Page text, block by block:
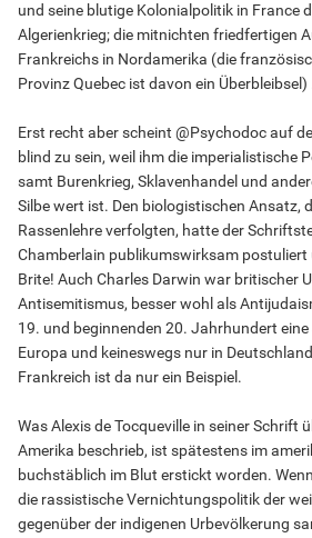
und seine blutige Kolonialpolitik in France
Algerienkrieg; die mitnichten friedfertigen
Frankreichs in Nordamerika (die
Provinz Quebec ist davon ein Überbleibsel)
Erst recht aber scheint @Psychodoc auf
blind zu sein, weil ihm die imperialistische
samt Burenkrieg, Sklavenhandel und
Silbe wert ist. Den biologistischen Ansatz,
Rassenlehre verfolgten, hatte der
Chamberlain publikumswirksam postuliert
Brite! Auch Charles Darwin war britischer
Antisemitismus, besser wohl als
19. und beginnenden 20. Jahrhundert
Europa und keineswegs nur in
Frankreich ist da nur ein Beispiel.
Was Alexis de Tocqueville in seiner Schrift
Amerika beschrieb, ist spätestens im
buchstäblich im Blut erstickt worden.
die rassistische Vernichtungspolitik der
gegenüber der indigenen Urbevölkerung